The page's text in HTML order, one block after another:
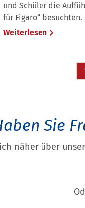
und Schüler die
für Figaro“ besuchten.
Weiterlesen
Sie
näher über